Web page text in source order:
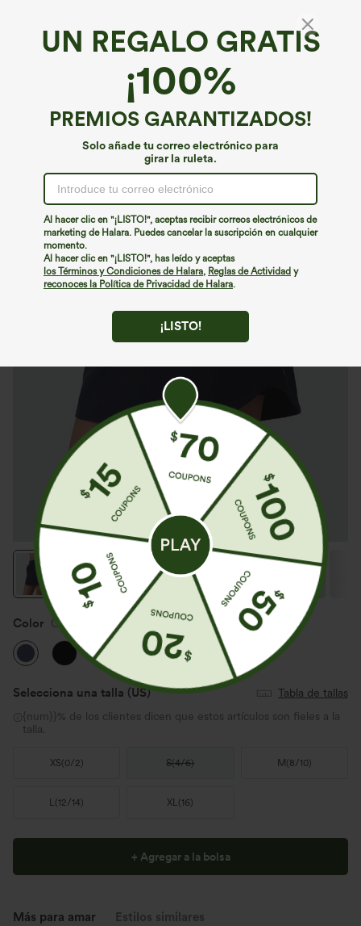
UN REGALO GRATIS
¡100%
PREMIOS GARANTIZADOS!
Solo añade tu correo electrónico para
girar la ruleta.
Al hacer clic en "¡LISTO!", aceptas recibir correos electrónicos de
marketing de Halara. Puedes cancelar la suscripción en cualquier
momento.
Al hacer clic en "¡LISTO!", has leído y aceptas
los Términos y Condiciones de Halara, Reglas de Actividad y
reconoces la Política de Privacidad de Halara.
¡LISTO!
Falda mini de senderismo 2 en 1 de talle alto
con dobladillo curvo y bolsillos
Color Oceana
Selecciona una talla (US)
Tabla de tallas
{num}}% de los clientes dicen que estos artículos son fieles a la
talla.
XS(0/2) S(4/6) M (8/10)
L(12/14) XL(16)
+ Agregar a la bolsa
Más para amar Estilos similares